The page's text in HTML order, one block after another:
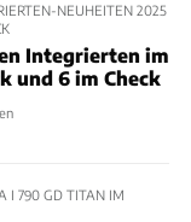
NEUHEITEN 2025
Integrierten im
und 6 im Check
I 790 GD TITAN IM